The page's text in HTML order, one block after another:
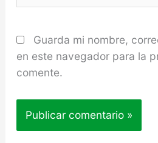
Guarda mi nombre,
en este navegador para la
comente.